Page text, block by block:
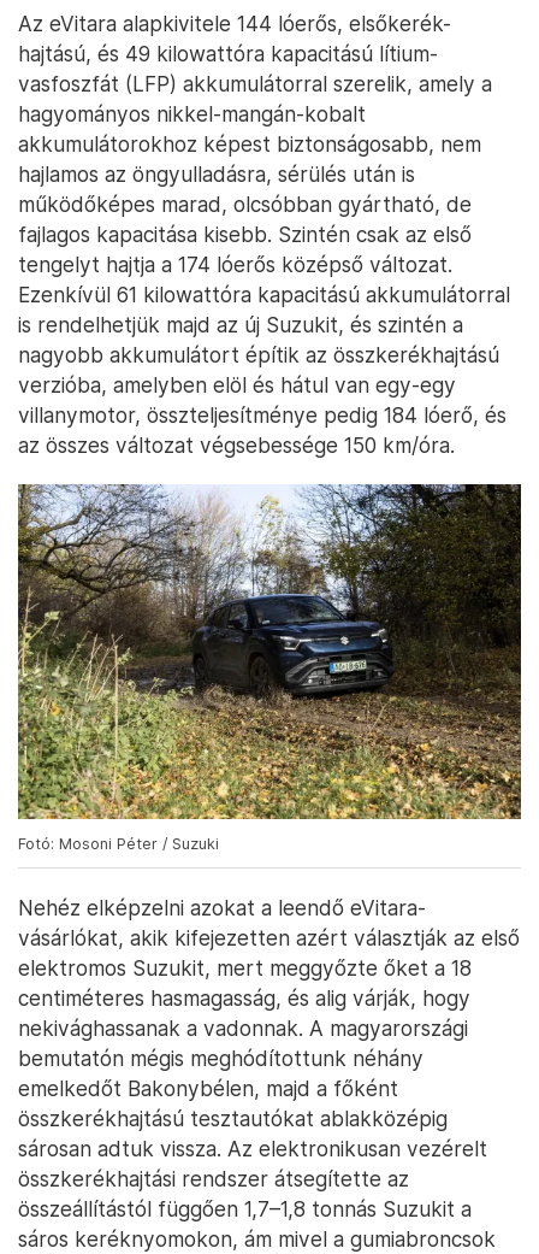
Az eVitara alapkivitele 144 lóerős, elsőkerék-
hajtású, és 49 kilowattóra kapacitású lítium-
vasfoszfát (LFP) akkumulátorral szerelik, amely a
hagyományos nikkel-mangán-kobalt
akkumulátorokhoz képest biztonságosabb, nem
hajlamos az öngyulladásra, sérülés után is
működőképes marad, olcsóbban gyártható, de
fajlagos kapacitása kisebb. Szintén csak az első
tengelyt hajtja a 174 lóerős középső változat.
Ezenkívül 61 kilowattóra kapacitású akkumulátorral
is rendelhetjük majd az új Suzukit, és szintén a
nagyobb akkumulátort építik az összkerékhajtású
verzióba, amelyben elöl és hátul van egy-egy
villanymotor, összteljesítménye pedig 184 lóerő, és
az összes változat végsebessége 150 km/óra.
Fotó: Mosoni Péter / Suzuki
Nehéz elképzelni azokat a leendő eVitara-
vásárlókat, akik kifejezetten azért választják az első
elektromos Suzukit, mert meggyőzte őket a 18
centiméteres hasmagasság, és alig várják, hogy
nekivághassanak a vadonnak. A magyarországi
bemutatón mégis meghódítottunk néhány
emelkedőt Bakonybélen, majd a főként
összkerékhajtású tesztautókat ablakközépig
sárosan adtuk vissza. Az elektronikusan vezérelt
összkerékhajtási rendszer átsegítette az
összeállítástól függően 1,7–1,8 tonnás Suzukit a
sáros keréknyomokon, ám mivel a gumiabroncsok